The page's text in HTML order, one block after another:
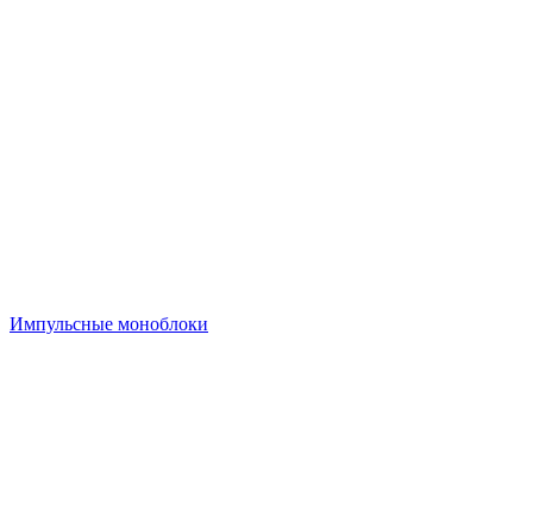
Импульсные моноблоки